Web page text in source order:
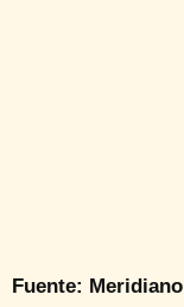
Fuente: Meridiano